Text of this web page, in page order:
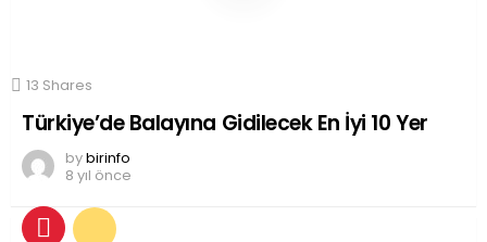
13 Shares
Türkiye’de Balayına Gidilecek En İyi 10 Yer
bybirinfo
8 yıl önce